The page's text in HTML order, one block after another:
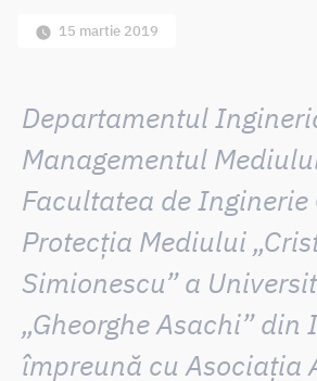
15 martie 2019
Departamentul
Managementul
Facultatea de
Protecția Mediului
Simionescu” a
„Gheorghe Asachi” din
împreună cu Asociația